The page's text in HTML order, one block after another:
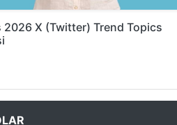
2026 X (Twitter) Trend Topics